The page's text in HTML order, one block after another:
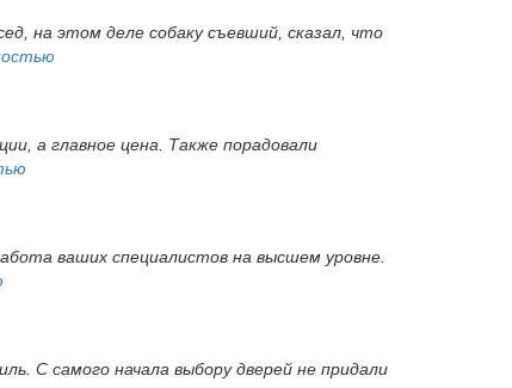
на этом деле собаку съевший, сказал, что
а главное цена. Также порадовали
ваших специалистов на высшем уровне.
С самого начала выбору дверей не придали